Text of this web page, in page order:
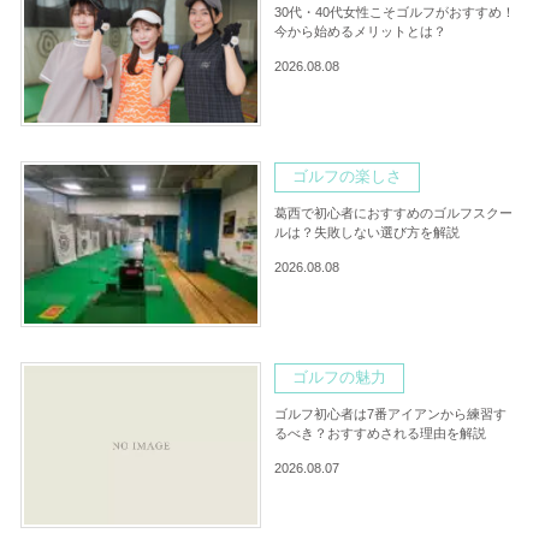
30代・40代女性こそゴルフがおすすめ！
今から始めるメリットとは？
2026.08.08
ゴルフの楽しさ
葛西で初心者におすすめのゴルフスクー
ルは？失敗しない選び方を解説
2026.08.08
ゴルフの魅力
ゴルフ初心者は7番アイアンから練習す
るべき？おすすめされる理由を解説
2026.08.07